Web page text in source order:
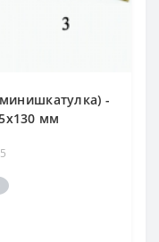
-
мм